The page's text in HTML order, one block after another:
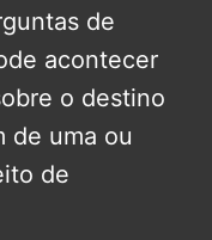
de
acontecer
o destino
de uma ou
de